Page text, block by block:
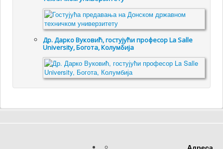
Др. Дарко Вуковић, гостујући професор La Salle
University, Богота, Колумбија